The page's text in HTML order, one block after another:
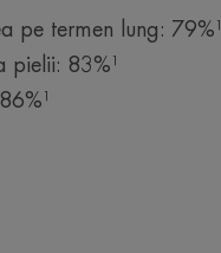
pe termen lung: 79%¹
pielii: 83%¹